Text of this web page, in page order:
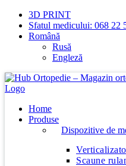
Skip
content
3D PRINT
Sfatul medicului: 068 22
Română
Rusă
Engleză
Home
Produse
Dispozitive de
Scaune